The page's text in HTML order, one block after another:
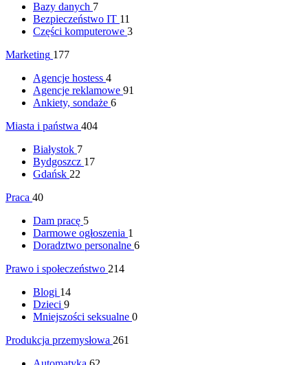
Bazy danych 7
Bezpieczeństwo IT 11
Części komputerowe 3
Marketing 177
Agencje hostess 4
Agencje reklamowe 91
Ankiety, sondaże 6
Miasta i państwa 404
Białystok 7
Bydgoszcz 17
Gdańsk 22
Praca 40
Dam pracę 5
Darmowe ogłoszenia 1
Doradztwo personalne 6
Prawo i społeczeństwo 214
Blogi 14
Dzieci 9
Mniejszości seksualne 0
Produkcja przemysłowa 261